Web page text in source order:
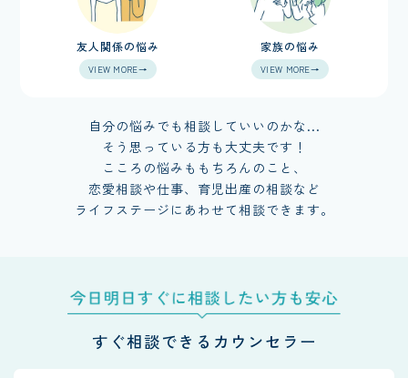
友人関係の悩み
VIEW MORE→
家族の悩み
VIEW MORE→
自分の悩みでも相談していいのかな...
そう思っている方も大丈夫です！
こころの悩みももちろんのこと、
恋愛相談や仕事、育児出産の相談など
ライフステージにあわせて相談できます。
すぐ相談できるカウンセラー